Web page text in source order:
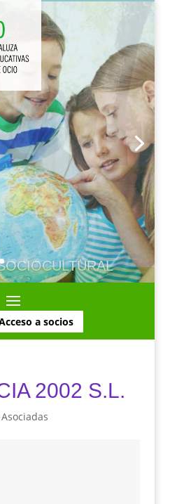
a socios
2002 S.L.